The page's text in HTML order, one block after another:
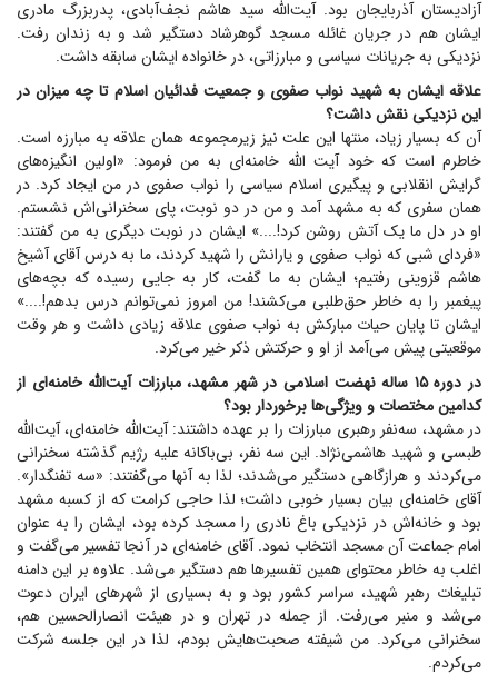
آزادیستان آذربایجان بود. آیت‌الله سید هاشم نجف‌آبادی، پدربزرگ مادری
ایشان هم در جریان غائله مسجد گوهرشاد دستگیر شد و به زندان رفت.
نزدیکی به جریانات سیاسی و مبارزاتی، در خانواده ایشان سابقه داشت.
علاقه ایشان به شهید نواب صفوی و جمعیت فدائیان اسلام تا چه میزان در
این نزدیکی نقش داشت؟
آن که بسیار زیاد، منتها این علت نیز زیرمجموعه همان علاقه به مبارزه است.
خاطرم است که خود آیت الله خامنه‌ای به من فرمود: «اولین انگیزه‌های
گرایش انقلابی و پیگیری اسلام سیاسی را نواب صفوی در من ایجاد کرد. در
همان سفری که به مشهد آمد و من در دو نوبت، پای سخنرانی‌اش نشستم.
او در دل ما یک آتش روشن کرد!....» ایشان در نوبت دیگری به من گفتند:
«فردای شبی که نواب صفوی و یارانش را شهید کردند، ما به درس آقای آشیخ
هاشم قزوینی رفتیم؛ ایشان به ما گفت، کار به جایی رسیده که بچه‌های
پیغمبر را به خاطر حق‌طلبی می‌کشند! من امروز نمی‌توانم درس بدهم!....»
ایشان تا پایان حیات مبارکش به نواب صفوی علاقه زیادی داشت و هر وقت
موقعیتی پیش می‌آمد از او و حرکتش ذکر خیر می‌کرد.
در دوره ۱۵ ساله نهضت اسلامی در شهر مشهد، مبارزات آیت‌الله خامنه‌ای از
کدامین مختصات و ویژگی‌ها برخوردار بود؟
در مشهد، سه‌نفر رهبری مبارزات را بر عهده داشتند: آیت‌الله خامنه‌ای، آیت‌الله
طبسی و شهید هاشمی‌نژاد. این سه نفر، بی‌باکانه علیه رژیم گذشته سخنرانی
می‌کردند و هرازگاهی دستگیر می‌شدند؛ لذا به آنها می‌گفتند: «سه تفنگدار».
آقای خامنه‌ای بیان بسیار خوبی داشت؛ لذا حاجی کرامت که از کسبه مشهد
بود و خانه‌اش در نزدیکی باغ نادری را مسجد کرده بود، ایشان را به عنوان
امام جماعت آن مسجد انتخاب نمود. آقای خامنه‌ای در آنجا تفسیر می‌گفت و
اغلب به خاطر محتوای همین تفسیر‌ها هم دستگیر می‌شد. علاوه بر این دامنه
تبلیغات رهبر شهید، سراسر کشور بود و به بسیاری از شهر‌های ایران دعوت
می‌شد و منبر می‌رفت. از جمله در تهران و در هیئت انصارالحسین هم،
سخنرانی می‌کرد. من شیفته صحبت‌هایش بودم، لذا در این جلسه شرکت
می‌کردم.